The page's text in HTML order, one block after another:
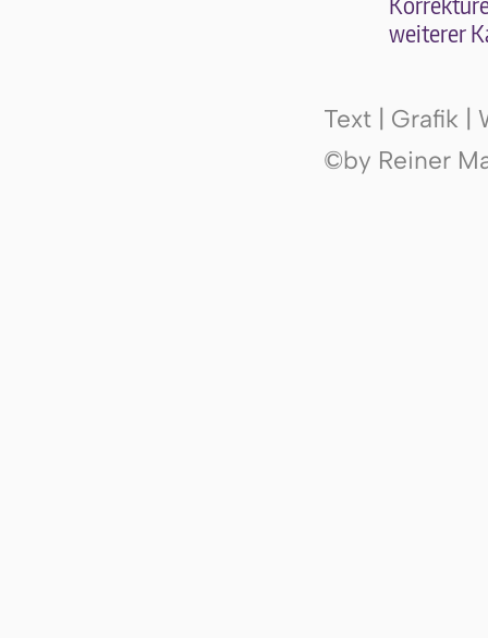
wei­te­rer
Text | Grafik |
©by Reiner